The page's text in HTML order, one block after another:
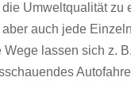
Umweltqualität zu
auch jede
lassen sich z.